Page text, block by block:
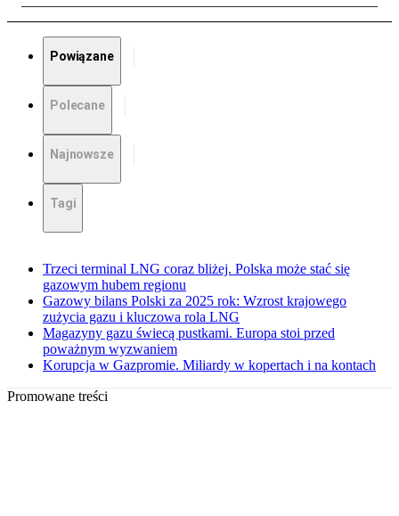
Powiązane
Polecane
Najnowsze
Tagi
Trzeci terminal LNG coraz bliżej. Polska może stać się
gazowym hubem regionu
Gazowy bilans Polski za 2025 rok: Wzrost krajowego
zużycia gazu i kluczowa rola LNG
Magazyny gazu świecą pustkami. Europa stoi przed
poważnym wyzwaniem
Korupcja w Gazpromie. Miliardy w kopertach i na kontach
Promowane treści